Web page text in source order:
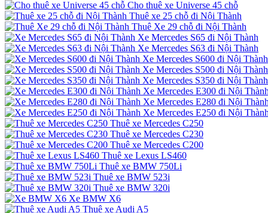
Cho thuê xe Universe 45 chỗ
Thuê xe 25 chỗ đi Nội Thành
Thuê Xe 29 chỗ đi Nội Thành
Xe Mercedes S65 đi Nội Thành
Xe Mercedes S63 đi Nội Thành
Xe Mercedes S600 đi Nội Thành
Xe Mercedes S500 đi Nội Thành
Xe Mercedes S350 đi Nội Thành
Xe Mercedes E300 đi Nội
Xe Mercedes E280 đi Nội
Xe Mercedes E250 đi Nội
Thuê xe Mercedes C250
Thuê xe Mercedes C230
Thuê xe Mercedes C200
Thuê xe Lexus LS460
Thuê xe BMW 750Li
Thuê xe BMW 523i
Thuê xe BMW 320i
Xe BMW X6
Thuê xe Audi A5